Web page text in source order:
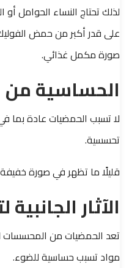
لذلك تحتاج النساء الحوامل
على قدر أكبر من حمض
صورة مكمل غذائي.
الحساسية من
لا تسبب الحمضيات عادة بما
تحسسية.
قليلًا ما تظهر في صورة
الآثار
مواد تسبب حساسية للضوء.